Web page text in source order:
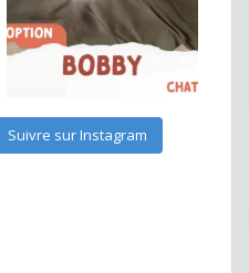
Suivre sur Instagram